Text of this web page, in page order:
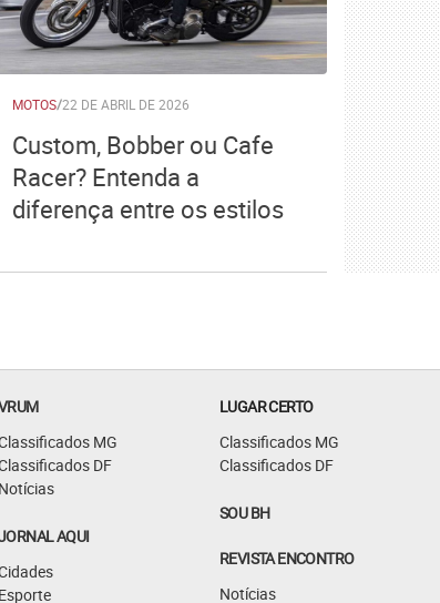
MOTOS/22 DE ABRIL DE 2026
Custom, Bobber ou Cafe
Racer? Entenda a
diferença entre os estilos
MG
DF
Notícias
AQUI
Esporte
LUGAR CERTO
Classificados MG
Classificados DF
SOU BH
REVISTA ENCONTRO
Notícias